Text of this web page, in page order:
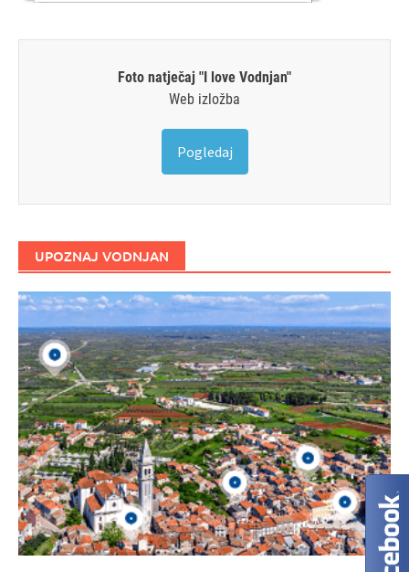
Foto natječaj "I love Vodnjan"
Web izložba
Pogledaj
UPOZNAJ VODNJAN